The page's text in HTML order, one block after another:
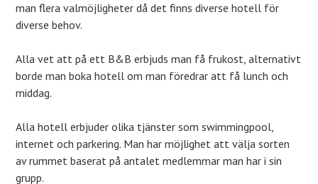
man flera valmöjligheter då det finns diverse hotell för
diverse behov.
Alla vet att på ett B&B erbjuds man få frukost, alternativt
borde man boka hotell om man föredrar att få lunch och
middag.
Alla hotell erbjuder olika tjänster som swimmingpool,
internet och parkering. Man har möjlighet att välja sorten
av rummet baserat på antalet medlemmar man har i sin
grupp.